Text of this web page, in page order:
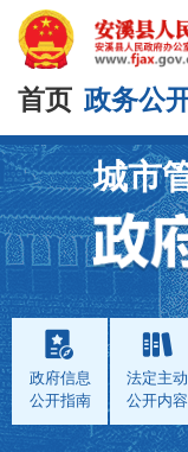
首页 政务公
城市
政府信息
公开指南
法定主动
公开内容